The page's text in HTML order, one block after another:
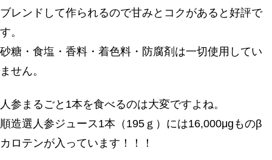
ブレンドして作られるので甘みとコクがあると好評で
す。
砂糖・食塩・香料・着色料・防腐剤は一切使用してい
ません。
人参まるごと1本を食べるのは大変ですよね。
順造選人参ジュース1本（195ｇ）には16,000μgものβ
カロテンが入っています！！！